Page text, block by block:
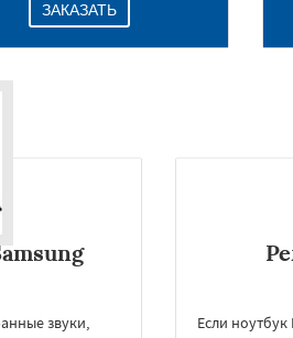
ЗАКАЗАТЬ
звуки,
Если